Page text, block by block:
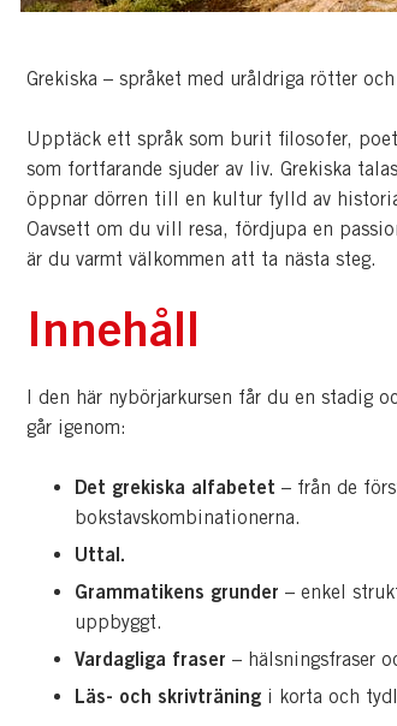
Grekiska – språket med uråldriga rötter
Upptäck ett språk som burit filosofer,
som fortfarande sjuder av liv. Grekiska
öppnar dörren till en kultur fylld av
Oavsett om du vill resa, fördjupa en
är du varmt välkommen att ta nästa steg.
Innehåll
I den här nybörjarkursen får du en stadig
går igenom:
Det grekiska alfabetet – från de
bokstavskombinationerna.
Uttal.
Grammatikens grunder – enkel
uppbyggt.
Vardagliga fraser – hälsningsfraser
Läs- och skrivträning i korta och